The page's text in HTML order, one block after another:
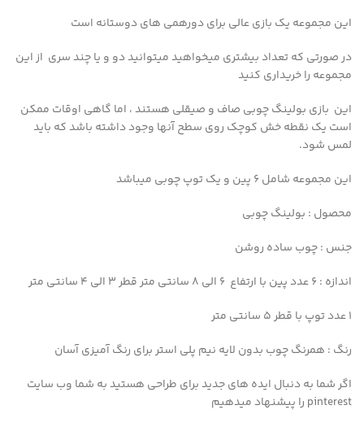
این مجموعه یک بازی عالی برای دورهمی های دوستانه است
در صورتی که تعداد بیشتری میخواهید میتوانید دو و یا چند سری از این
مجموعه را خریداری کنید
این بازی بولینگ چوبی صاف و صیقلی هستند ، اما گاهی اوقات ممکن
است یک نقطه خش کوچک روی سطح آنها وجود داشته باشد که باید
لمس شود.
این مجموعه شامل ۶ پین و یک توپ چوبی میباشد
محصول : بولینگ چوبی
جنس : چوب ساده روشن
اندازه : ۶ عدد پین با ارتفاع ۶ الی ۸ سانتی متر قطر ۳ الی ۴ سانتی متر
۱ عدد توپ با قطر ۵ سانتی متر
رنگ : همرنگ چوب بدون لایه نیم پلی استر برای رنگ آمیزی آسان
اگر شما به دنبال ایده های جدید برای طراحی هستید به شما وب سایت
pinterest را پیشنهاد میدهیم